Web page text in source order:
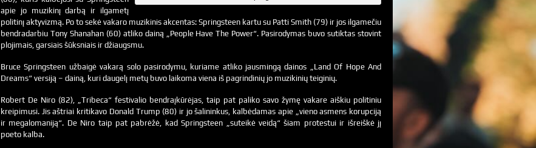
apie jo muzikinį darbą ir ilgametį
politinį aktyvizmą. Po to sekė vakaro muzikinis akcentas: Springsteen kartu su Patti Smith (79) ir jos ilgamečiu
bendradarbiu Tony Shanahan (60) atliko dainą „People Have The Power“. Pasirodymas buvo sutiktas stovint
plojimais, garsiais šūksniais ir džiaugsmu.
Bruce Springsteen užbaigė vakarą solo pasirodymu, kuriame atliko jausmingą dainos „Land Of Hope And
Dreams“ versiją – dainą, kuri daugelį metų buvo laikoma viena iš pagrindinių jo muzikinių teiginių.
Robert De Niro (82), „Tribeca“ festivalio bendraįkūrėjas, taip pat paliko savo žymę vakare aiškiu politiniu
kreipimusi. Jis aštriai kritikavo Donald Trump (80) ir jo šalininkus, kalbėdamas apie „vieno asmens korupciją
ir megalomaniją“. De Niro taip pat pabrėžė, kad Springsteen „suteikė veidą“ šiam protestui ir išreiškė jį
poeto kalba.